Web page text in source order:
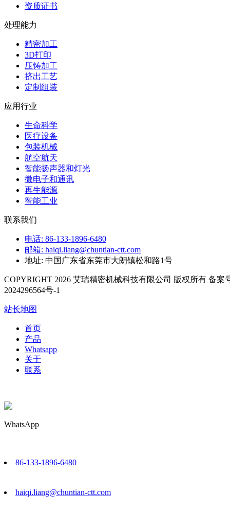
资质证书
处理能力
精密加工
3D打印
压铸加工
挤出工艺
定制组装
应用行业
生命科学
医疗设备
包装机械
航空航天
智能扬声器和灯光
微电子和通讯
再生能源
智能工业
联系我们
电话: 86-133-1896-6480
邮箱: haiqi.liang@chuntian-ctt.com
地址: 中国广东省东莞市大朗镇松和路1号
COPYRIGHT 2026 艾瑞精密机械科技有限公司 版权所有 备案
2024296564号-1
站长地图
首页
产品
Whatsapp
关于
联系
WhatsApp
86-133-1896-6480
haiqi.liang@chuntian-ctt.com